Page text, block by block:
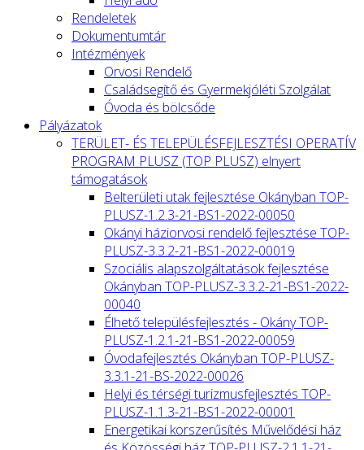
Rendeletek
Dokumentumtár
Intézmények
Orvosi Rendelő
Családsegítő és Gyermekjóléti Szolgálat
Óvoda és bölcsőde
Pályázatok
TERÜLET- ÉS TELEPÜLÉSFEJLESZTÉSI OPERATÍV
PROGRAM PLUSZ (TOP PLUSZ) elnyert
támogatások
Belterületi utak fejlesztése Okányban TOP-
PLUSZ-1.2.3-21-BS1-2022-00050
Okányi háziorvosi rendelő fejlesztése TOP-
PLUSZ-3.3.2-21-BS1-2022-00019
Szociális alapszolgáltatások fejlesztése
Okányban TOP-PLUSZ-3.3.2-21-BS1-2022-
00040
Élhető településfejlesztés - Okány TOP-
PLUSZ-1.2.1-21-BS1-2022-00059
Óvodafejlesztés Okányban TOP-PLUSZ-
3.3.1-21-BS-2022-00026
Helyi és térségi turizmusfejlesztés TOP-
PLUSZ-1.1.3-21-BS1-2022-00001
Energetikai korszerűsítés Művelődési ház